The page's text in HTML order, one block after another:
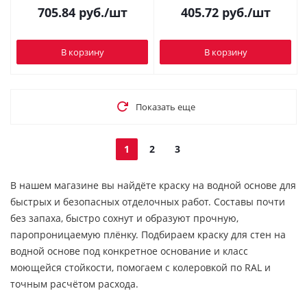
705.84руб./шт
В корзину
405.72руб./шт
В корзину
Показать еще
1 2 3
В нашем магазине вы найдёте краску на водной основе для
быстрых и безопасных отделочных работ. Составы почти
без запаха, быстро сохнут и образуют прочную,
паропроницаемую плёнку. Подбираем краску для стен на
водной основе под конкретное основание и класс
моющейся стойкости, помогаем с колеровкой по RAL и
точным расчётом расхода.